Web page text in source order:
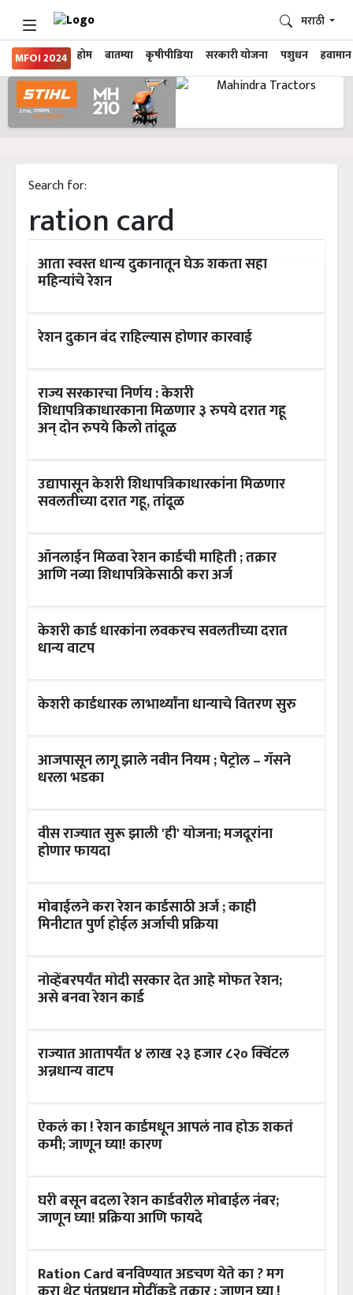
MFOI 2024 होम बातम्या कृषीपीडिया सरकारी योजना पशुधन हवामान
मराठी
Search for:
ration card
आता स्वस्त धान्य दुकानातून घेऊ शकता सहा
महिन्यांचे रेशन
रेशन दुकान बंद राहिल्यास होणार कारवाई
राज्य सरकारचा निर्णय : केशरी
शिधापत्रिकाधारकाना मिळणार ३ रुपये दरात गहू
अन् दोन रुपये किलो तांदूळ
उद्यापासून केशरी शिधापत्रिकाधारकांना मिळणार
सवलतीच्या दरात गहू, तांदूळ
ऑनलाईन मिळवा रेशन कार्डची माहिती ; तक्रार
आणि नव्या शिधापत्रिकेसाठी करा अर्ज
केशरी कार्ड धारकांना लवकरच सवलतीच्या दरात
धान्य वाटप
केशरी कार्डधारक लाभार्थ्यांना धान्याचे वितरण सुरु
आजपासून लागू झाले नवीन नियम ; पेट्रोल – गॅसने
धरला भडका
वीस राज्यात सुरू झाली 'ही' योजना; मजदूरांना
होणार फायदा
मोबाईलने करा रेशन कार्डसाठी अर्ज ; काही
मिनीटात पुर्ण होईल अर्जाची प्रक्रिया
नोव्हेंबरपर्यंत मोदी सरकार देत आहे मोफत रेशन;
असे बनवा रेशन कार्ड
राज्यात आतापर्यंत ४ लाख २३ हजार ८२० क्विंटल
अन्नधान्य वाटप
ऐकलं का ! रेशन कार्डमधून आपलं नाव होऊ शकतं
कमी; जाणून घ्या! कारण
घरी बसून बदला रेशन कार्डवरील मोबाईल नंबर;
जाणून घ्या! प्रक्रिया आणि फायदे
Ration Card बनविण्यात अडचण येते का ? मग